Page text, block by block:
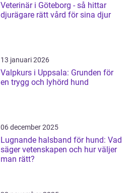
Veterinär i Göteborg - så hittar
djurägare rätt vård för sina djur
13 januari 2026
Valpkurs i Uppsala: Grunden för
en trygg och lyhörd hund
06 december 2025
Lugnande halsband för hund: Vad
säger vetenskapen och hur väljer
man rätt?